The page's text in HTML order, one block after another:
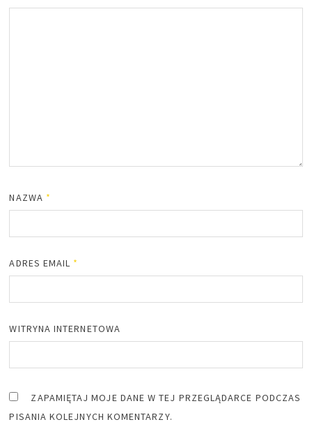
NAZWA *
ADRES EMAIL *
WITRYNA INTERNETOWA
ZAPAMIĘTAJ MOJE DANE W TEJ PRZEGLĄDARCE PODCZAS
PISANIA KOLEJNYCH KOMENTARZY.